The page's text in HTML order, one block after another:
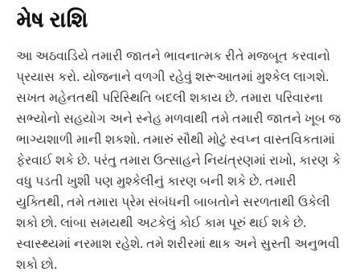
મેષ રાશિ
આ અઠવાડિયે તમારી જાતને ભાવનાત્મક રીતે મજબૂત કરવાનો
પ્રયાસ કરો. યોજનાને વળગી રહેવું શરૂઆતમાં મુશ્કેલ લાગશે.
સખત મહેનતથી પરિસ્થિતિ બદલી શકાય છે. તમારા પરિવારના
સભ્યોનો સહયોગ અને સ્નેહ મળવાથી તમે તમારી જાતને ખૂબ જ
ભાગ્યશાળી માની શકશો. તમારું સૌથી મોટું સ્વપ્ન વાસ્તવિકતામાં
ફેરવાઈ શકે છે. પરંતુ તમારા ઉત્સાહને નિયંત્રણમાં રાખો, કારણ કે
વધુ પડતી ખુશી પણ મુશ્કેલીનું કારણ બની શકે છે. તમારી
યુક્તિથી, તમે તમારા પ્રેમ સંબંધની બાબતોને સરળતાથી ઉકેલી
શકો છો. લાંબા સમયથી અટકેલું કોઈ કામ પૂરું થઈ શકે છે.
સ્વાસ્થ્યમાં નરમાશ રહેશે. તમે શરીરમાં થાક અને સુસ્તી અનુભવી
શકો છો.